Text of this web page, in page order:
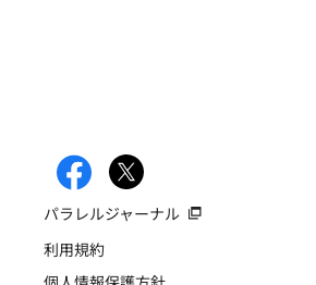
パラレルジャーナル
利用規約